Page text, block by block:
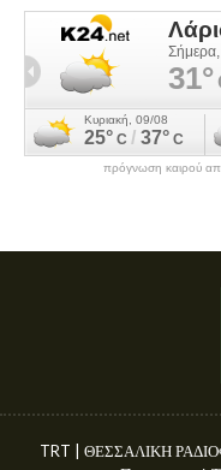
πρόγνωση καιρού
TRT | ΘΕΣΣΑΛΙΚΗ